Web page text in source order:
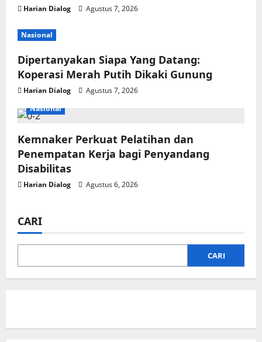
a
t
i
o
n
Harian Dialog Agustus 7, 2026
Nasional
Dipertanyakan Siapa Yang Datang:
Koperasi Merah Putih Dikaki Gunung
Harian Dialog
Agustus 7, 2026
Nasional
Kemnaker Perkuat Pelatihan dan
Penempatan Kerja bagi Penyandang
Disabilitas
Harian Dialog Agustus 6, 2026
CARI
CARI